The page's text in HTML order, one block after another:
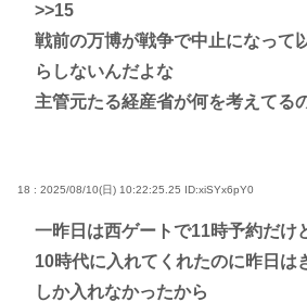
>>15
戦前の万博が戦争で中止になって
らしないんだよな
主管元たる経産省が何を考えてる
18 : 2025/08/10(日) 10:22:25.25 ID:xiSYx6pY0
一昨日は西ゲートで11時予約だけ
10時代に入れてくれたのに昨日は
しか入れなかったから